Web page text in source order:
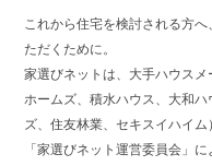
これから住宅を検討される方
ただくために。
家選びネットは、大手ハウス
ホームズ、積水ハウス、大和
ズ、住友林業、セキスイハイ
「家選びネット運営委員会」